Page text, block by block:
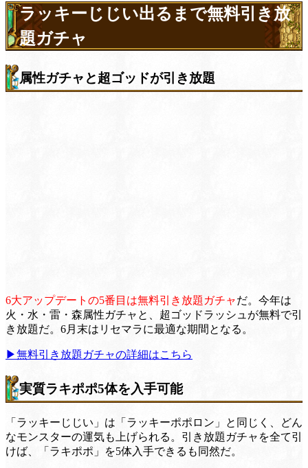
ラッキーじじい出るまで無料引き放
題ガチャ
属性ガチャと超ゴッドが引き放題
6大アップデートの5番目は無料引き放題ガチャだ。今年は
火・水・雷・森属性ガチャと、超ゴッドラッシュが無料で引
き放題だ。6月末はリセマラに最適な期間となる。
▶無料引き放題ガチャの詳細はこちら
実質ラキポポ5体を入手可能
「ラッキーじじい」は「ラッキーポポロン」と同じく、どん
なモンスターの運気も上げられる。引き放題ガチャを全て引
けば、「ラキポポ」を5体入手できるも同然だ。